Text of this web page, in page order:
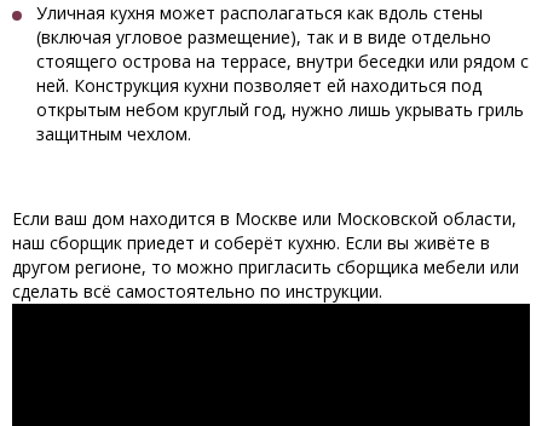
Уличная кухня может располагаться как вдоль стены
(включая угловое размещение), так и в виде отдельно
стоящего острова на террасе, внутри беседки или рядом с
ней. Конструкция кухни позволяет ей находиться под
открытым небом круглый год, нужно лишь укрывать гриль
защитным чехлом.
Если ваш дом находится в Москве или Московской области,
наш сборщик приедет и соберёт кухню. Если вы живёте в
другом регионе, то можно пригласить сборщика мебели или
сделать всё самостоятельно по инструкции.